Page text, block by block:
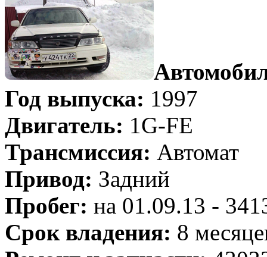
Год выпуска: 1997
Двигатель: 1G-FE
Трансмиссия: Автомат
Привод: Задний
Пробег: на 01.09.13 -
Срок владения: 8